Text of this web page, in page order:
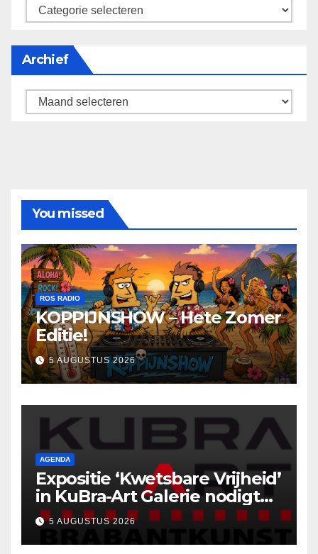
categorieën
Archief
Archief
You missed
ROS RADIO
KOPPIJNSHOW – Hete Zomer
Editie!
5 AUGUSTUS 2026
AGENDA
Expositie ‘Kwetsbare Vrijheid’
in KuBra-Art Galerie nodigt
uit tot ontmoeting en
reflectie
5 AUGUSTUS 2026